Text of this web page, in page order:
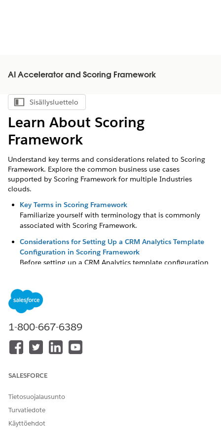
AI Accelerator and Scoring Framework
Näytä sisällysluettelo
Sisällysluettelo
Learn About Scoring
Framework
Understand key terms and considerations related to Scoring
Framework. Explore the common business use cases
supported by Scoring Framework for multiple Industries
clouds.
Key Terms in Scoring Framework
Familiarize yourself with terminology that is commonly
associated with Scoring Framework.
Considerations for Setting Up a CRM Analytics Template
Configuration in Scoring Framework
Before setting up a CRM Analytics template configuration
Supported Use Cases
Build and deploy propensity models to generate
predictions for multiple Industries clouds’ use cases.
RATKAISIKO TÄMÄ ARTIKKELI ONGELMASI?
1-800-667-6389
SALESFORCE
Tietosuojalausunto
Turvatiedote
Käyttöehdot